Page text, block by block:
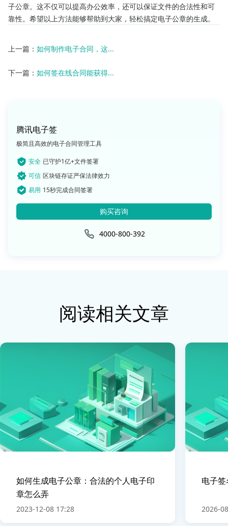
子公章。这不仅可以提高办公效率，还可以保证文件的合法性和可
靠性。希望以上方法能够帮助到大家，轻松搞定电子公章的生成。
上一篇： 如何制作电子合同，这...
下一篇： 如何签在线合同能获得...
腾讯电子签
极简且高效的电子合同管理工具
安全 已守护1亿+文件签署
可信 区块链存证严保法律效力
易用 15秒完成合同签署
购买咨询
4000-800-392
阅读相关文章
如何生成电子公章：合法的个人电子印
章怎么弄
2023-12-08 17:28
电子
2026-